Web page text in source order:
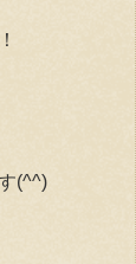
(^^)